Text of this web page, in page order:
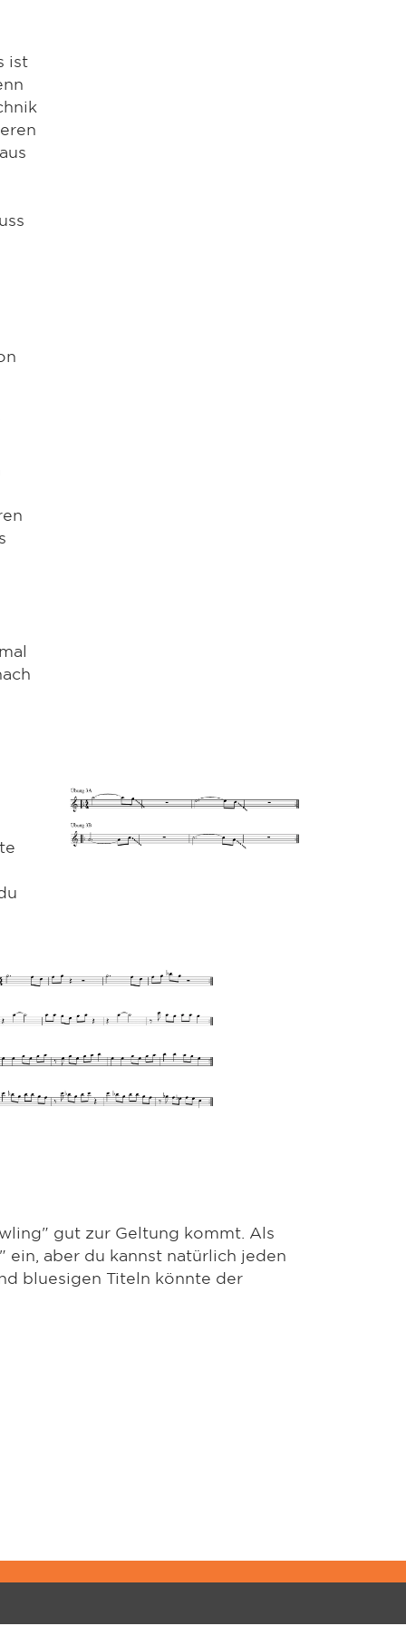
ist
gut zur Geltung kommt. Als
aber du kannst natürlich jeden
bluesigen Titeln könnte der